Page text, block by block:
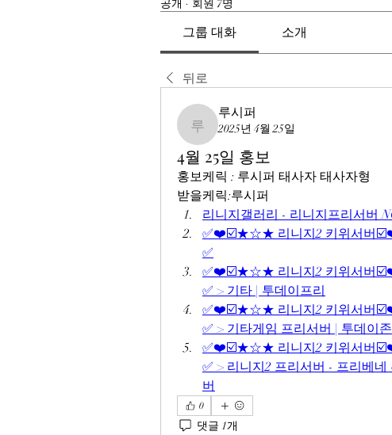
공개 · 회원 7명
그룹 대화 소개
뒤로
루시퍼
루시퍼
2025년 4월 25일
4월 25일 홍보
홍보케릭 : 루시퍼 태사자 태사자형
받을케릭:루시퍼
리니지갤러리 - 리니지프리서버
✅❤️☑️★☆★ 리니지2 키위서버
✅
✅❤️☑️★☆★ 리니지2 키위서버
✅ > 기타 | 투데이프리
✅❤️☑️★☆★ 리니지2 키위서버
✅ > 기타게임 프리서버 | 투데이
✅❤️☑️★☆★ 리니지2 키위서버
✅ > 리니지2 프리서버 - 프리베
버
0
댓글 1개